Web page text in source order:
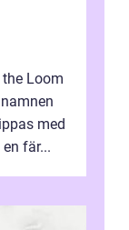
Loom
med
fär...